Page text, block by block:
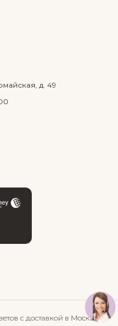
д. 49
с доставкой в Москве